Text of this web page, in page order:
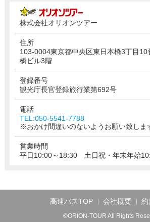
株式会社オリオンツアー
住所
103-0004東京都中央区東日本橋3丁目10
橋ビル3階
登録番号
観光庁長官登録旅行業第692号
電話
TEL:050-5541-7788
※おかけ間違いのないようお願い致しま
営業時間
平日10:00～18:30 土日祝・年末年始
高速バスTOP 会社概要 約
©ORION-TOUR All Rights